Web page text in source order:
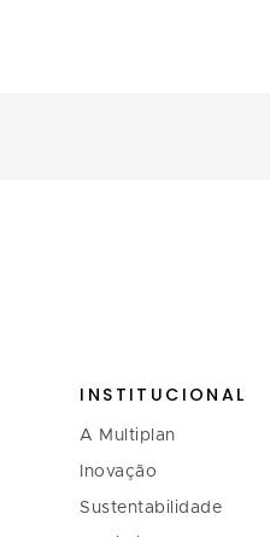
INSTITUCIONAL
A Multiplan
Inovação
Sustentabilidade